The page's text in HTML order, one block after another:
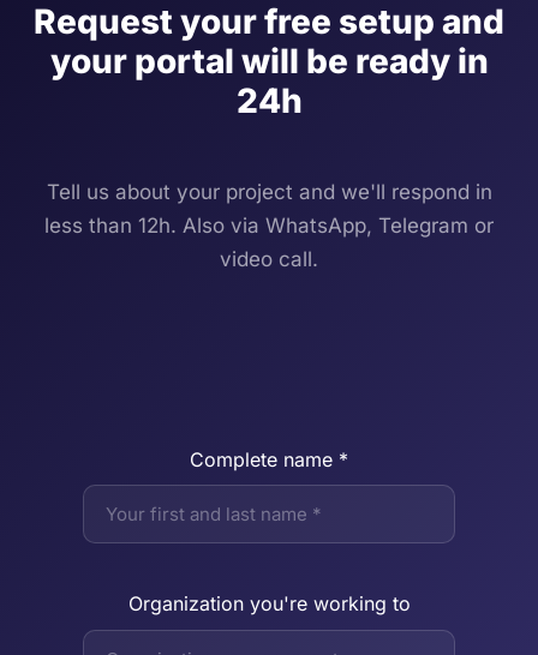
Request your free setup and
your portal will be ready in
24h
Tell us about your project and we'll respond in
less than 12h. Also via WhatsApp, Telegram or
video call.
Complete name *
Organization you're working to